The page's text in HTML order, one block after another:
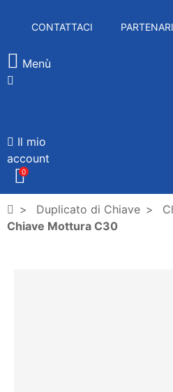
CONTATTACI
Menù
Il mio
account
0
Duplicato di Chiave
Chiave Mottura C30